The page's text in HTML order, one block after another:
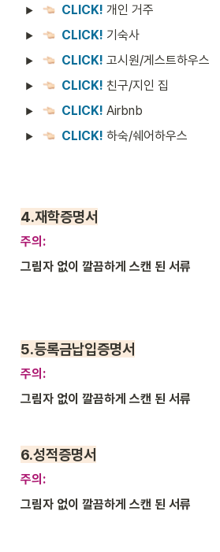
CLICK! 개인 거주
CLICK! 기숙사
CLICK! 고시원/게스트하우스
CLICK! 친구/지인 집
CLICK! Airbnb
CLICK! 하숙/쉐어하우스
4.재학증명서
주의:
그림자 없이 깔끔하게 스캔 된 서류
5.등록금납입증명서
주의:
그림자 없이 깔끔하게 스캔 된 서류
6.성적증명서
주의:
그림자 없이 깔끔하게 스캔 된 서류